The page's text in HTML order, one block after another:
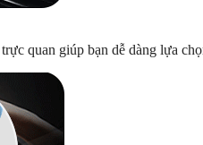
quan giúp bạn dễ dàng lựa